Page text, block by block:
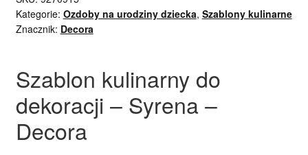
Kategorie: Ozdoby na urodziny dziecka, Szablony kulinarne
Znacznik: Decora
Szablon kulinarny do
dekoracji – Syrena –
Decora